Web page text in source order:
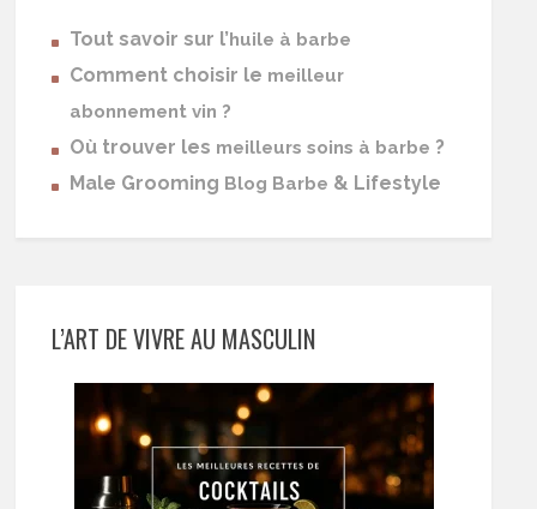
Tout savoir sur l’huile à barbe
Comment choisir le meilleur
abonnement vin ?
Où trouver les meilleurs soins à barbe ?
Male Grooming Blog Barbe & Lifestyle
L’ART DE VIVRE AU MASCULIN